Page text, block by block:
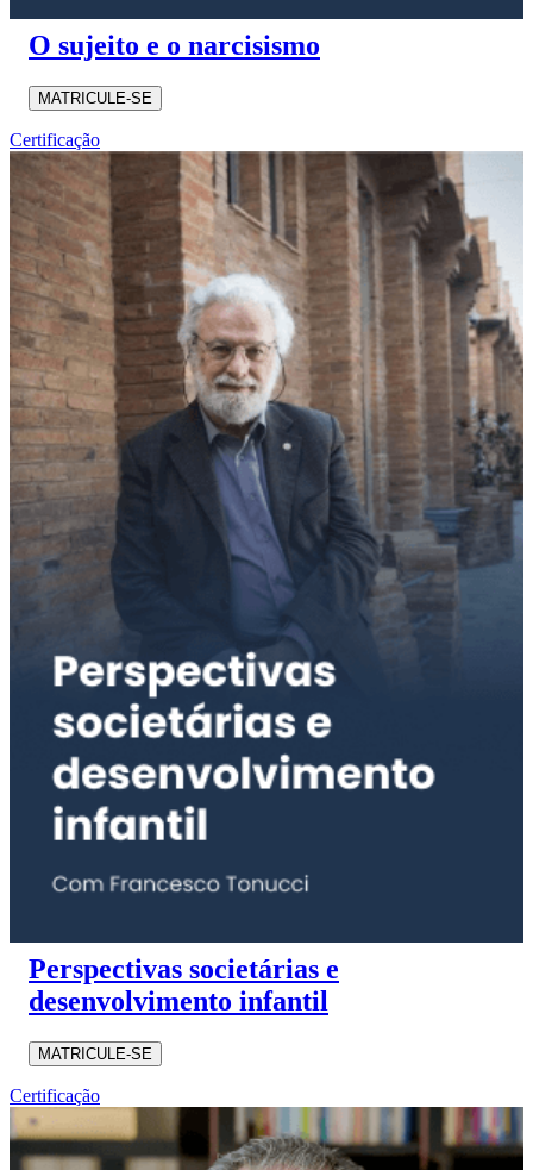
O sujeito e o narcisismo
MATRICULE-SE
Certificação
Perspectivas societárias e
desenvolvimento infantil
MATRICULE-SE
Certificação